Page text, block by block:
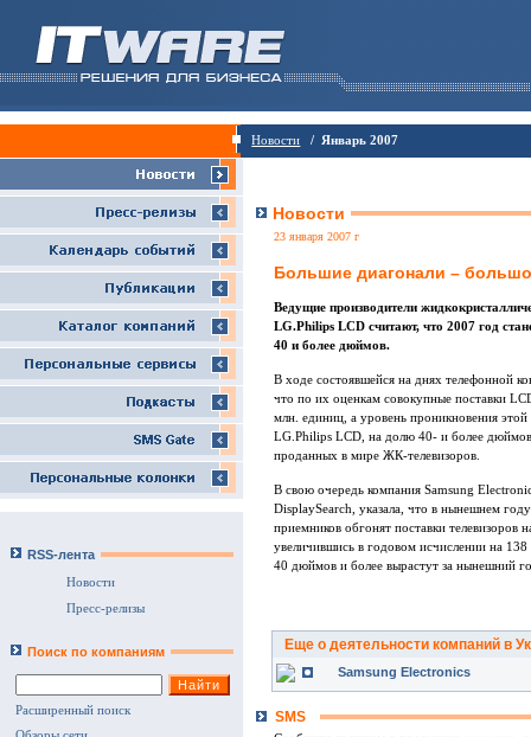
Новости / Январь 2007
RSS-лента
Новости
Пресс-релизы
Поиск по компаниям
Расширенный поиск
Новости
23 января 2007 г
Большие диагонали –
Ведущие производители
LG.Philips LCD считают, что 2007 год
40 и более дюймов.
В ходе состоявшейся на днях телефонной
что по их оценкам совокупные поставки
млн. единиц, а уровень проникновения
LG.Philips LCD, на долю 40- и более
проданных в мире ЖК-телевизоров.
В свою очередь компания Samsung
DisplaySearch, указала, что в нынешнем
приемников обгонят поставки телевизоров
увеличившись в годовом исчислении на
40 дюймов и более вырастут за нынешний
Еще о деятельности компаний в
Samsung Electronics
SMS